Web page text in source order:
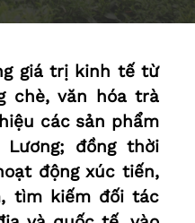
giá trị kinh tế từ
chè, văn hóa trà
các sản phẩm
đồng thời
động xúc tiến,
tìm kiếm đối tác